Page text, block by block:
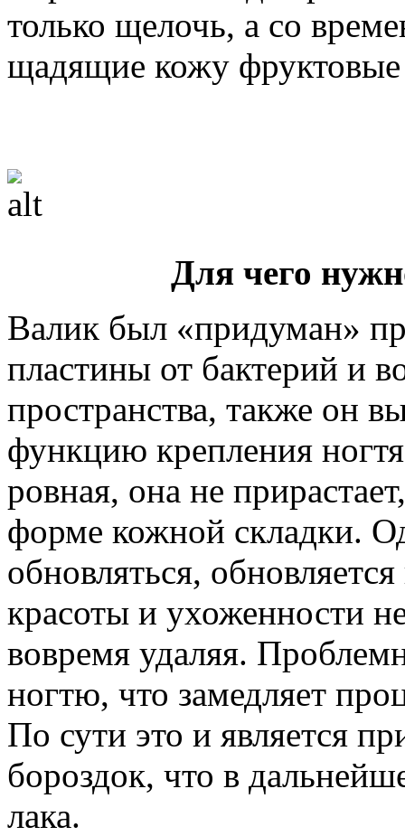
только щелочь, а со
щадящие кожу
Для чего
Валик был «придуман»
пластины от бактерий и
пространства, также он
функцию крепления
ровная, она не
форме кожной складки.
обновляться,
красоты и ухоженности
вовремя удаляя.
ногтю, что замедляет
По сути это и является
бороздок, что в
лака.